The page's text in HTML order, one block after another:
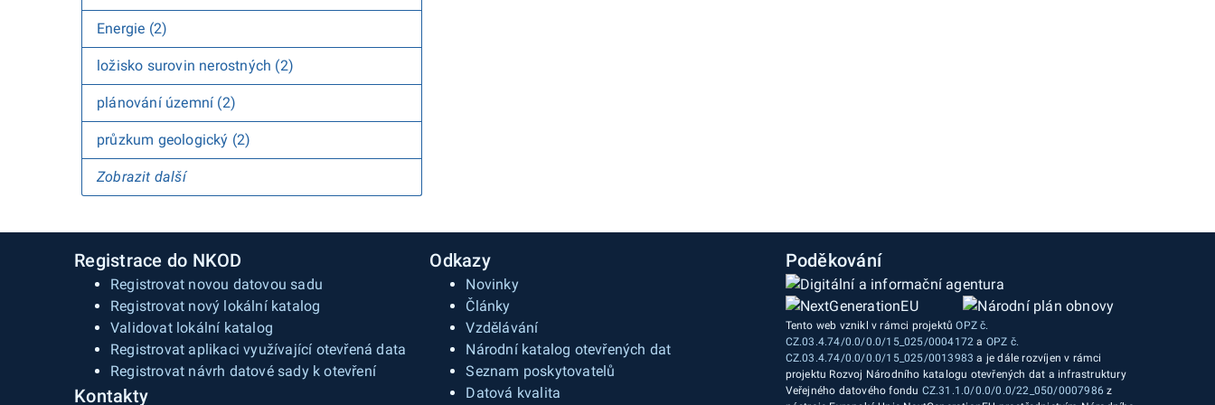
Energie (2)
ložisko surovin nerostných (2)
plánování územní (2)
průzkum geologický (2)
Zobrazit další
Registrace do NKOD
Registrovat novou datovou sadu
Registrovat nový lokální katalog
Validovat lokální katalog
Registrovat aplikaci využívající otevřená data
Registrovat návrh datové sady k otevření
Kontakty
Odkazy
Novinky
Články
Vzdělávání
Národní katalog otevřených dat
Seznam poskytovatelů
Datová kvalita
Poděkování
Tento web vznikl v rámci projektůOPZ č.
CZ.03.4.74/0.0/0.0/15_025/0004172 a OPZ č.
CZ.03.4.74/0.0/0.0/15_025/0013983 a je dále rozvíjen v rámci
projektu Rozvoj Národního katalogu otevřených dat a infrastruktury
Veřejného datového fondu CZ.31.1.0/0.0/0.0/22_050/0007986 z